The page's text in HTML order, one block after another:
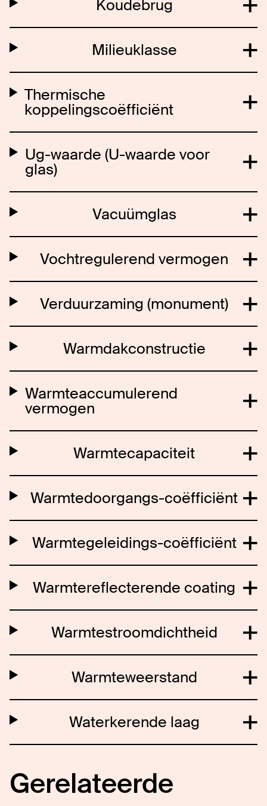
Koudebrug
Milieuklasse
Thermische
koppelingscoëfficiënt
Ug-waarde (U-waarde voor
glas)
Vacuümglas
Vochtregulerend vermogen
Verduurzaming (monument)
Warmdakconstructie
Warmteaccumulerend
vermogen
Warmtecapaciteit
Warmtedoorgangs-coëfficiënt
Warmtegeleidings-coëfficiënt
Warmtereflecterende coating
Warmtestroomdichtheid
Warmteweerstand
Waterkerende laag
Gerelateerde